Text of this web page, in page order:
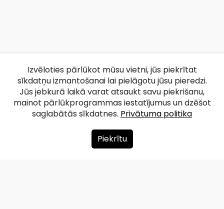
Par mums
Izvēloties pārlūkot mūsu vietni, jūs piekrītat
sīkdatņu izmantošanai lai pielāgotu jūsu pieredzi.
Jūs jebkurā laikā varat atsaukt savu piekrišanu,
mainot pārlūkprogrammas iestatījumus un dzēšot
saglabātās sīkdatnes. Privātuma politika
Piekrītu